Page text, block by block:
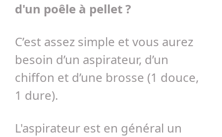
d'un poêle à pellet ?
C’est assez simple et vous aurez
besoin d’un aspirateur, d’un
chiffon et d’une brosse (1 douce,
1 dure).
L'aspirateur est en général un